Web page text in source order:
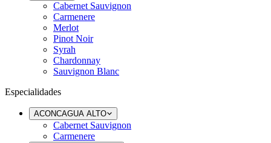
Cabernet Sauvignon
Carmenere
Merlot
Pinot Noir
Syrah
Chardonnay
Sauvignon Blanc
Especialidades
ACONCAGUA ALTO
Cabernet Sauvignon
Carmenere